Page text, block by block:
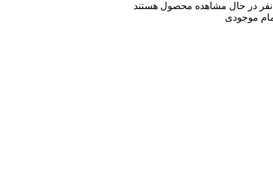
نفر در حال مشاهده محصول هستند
موجودی